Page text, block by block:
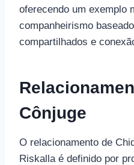
oferecendo um exemplo
companheirismo
compartilhados e
Cônjuge
O relacionamento de
Riskalla é definido por